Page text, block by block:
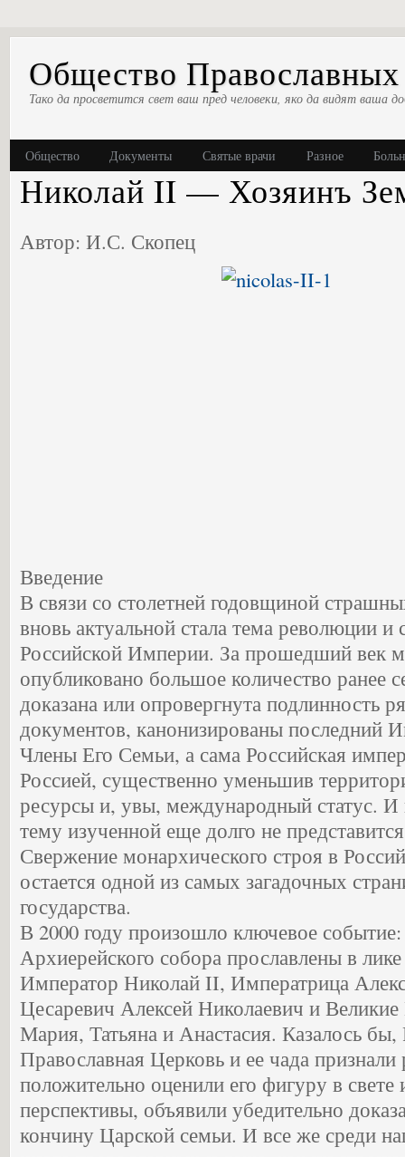
Общество
Тако да просветится свет ваш пред человеки, яко да видят
Общество Документы Святые врачи Разное
Николай II — Хозяинъ
Автор: И.С. Скопец
Введение
В связи со столетней годовщиной
вновь актуальной стала тема революции
Российской Империи. За прошедший век
опубликовано большое количество ранее
доказана или опровергнута подлинность
документов, канонизированы последний
Члены Его Семьи, а сама Российская
Россией, существенно уменьшив
ресурсы и, увы, международный статус. И
тему изученной еще долго не
Свержение монархического строя в
остается одной из самых загадочных
государства.
В 2000 году произошло ключевое
Архиерейского собора прославлены в лике
Император Николай II, Императрица
Цесаревич Алексей Николаевич и
Мария, Татьяна и Анастасия. Казалось бы,
Православная Церковь и ее чада признали
положительно оценили его фигуру в свете
перспективы, объявили убедительно
кончину Царской семьи. И все же среди